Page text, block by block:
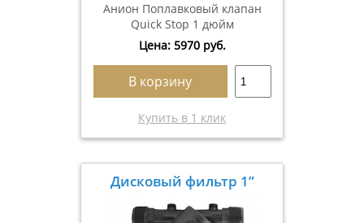
Анион Поплавковый клапан
Quick Stop 1 дюйм
Цена: 5970 руб.
В корзину
Купить в 1 клик
Дисковый фильтр 1”